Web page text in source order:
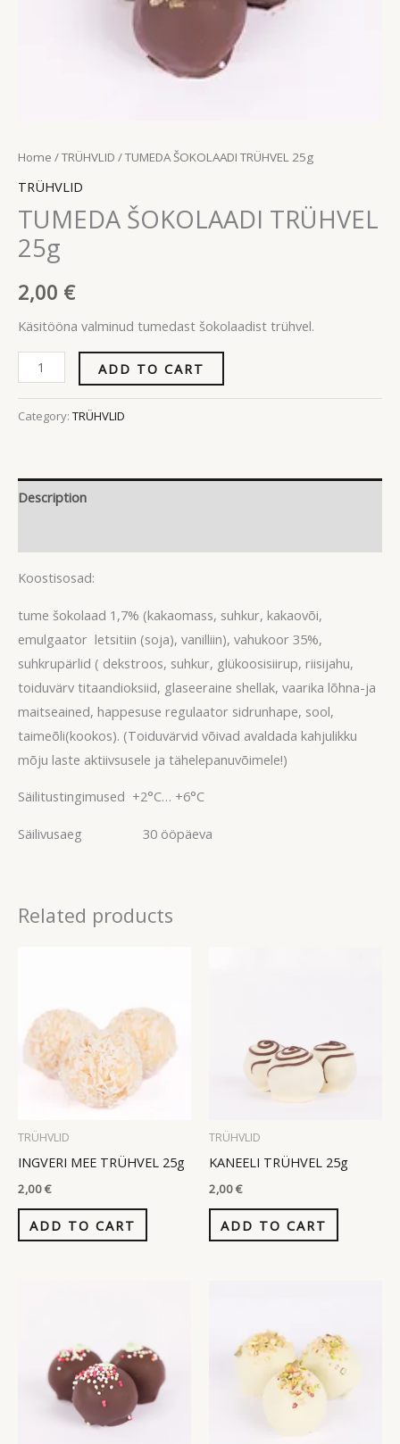
Home /TRÜHVLID / TUMEDA ŠOKOLAADI TRÜHVEL 25g
TRÜHVLID
TUMEDA ŠOKOLAADI TRÜHVEL
25g
2,00 €
Käsitööna valminud tumedast šokolaadist trühvel.
ADD TO CART
Category: TRÜHVLID
Description
Koostisosad:
tume šokolaad 1,7% (kakaomass, suhkur, kakaovõi,
emulgaator letsitiin (soja), vanilliin), vahukoor 35%,
suhkrupärlid ( dekstroos, suhkur, glükoosisiirup, riisijahu,
toiduvärv titaandioksiid, glaseeraine shellak, vaarika lõhna-ja
maitseained, happesuse regulaator sidrunhape, sool,
taimeõli(kookos). (Toiduvärvid võivad avaldada kahjulikku
mõju laste aktiivsusele ja tähelepanuvõimele!)
Säilitustingimused +2°C… +6°C
Säilivusaeg 30 ööpäeva
Related products
TRÜHVLID
INGVERI MEE TRÜHVEL 25g
2,00€
ADD TO CART
TRÜHVLID
KANEELI TRÜHVEL 25g
2,00€
ADD TO CART